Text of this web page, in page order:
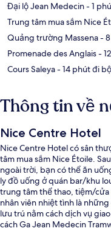
Đại lộ Jean Medecin- 1
Trung tâm mua sắm Nice
Quảng trường Massena-
Promenade des Anglais-
Cours Saleya- 14 phút đi bộ
Thông tin về
Nice Centre Hotel
Nice Centre Hotel có sân
tâm mua sắm Nice Étoile.
ngoài trời, bạn có thể ăn
ly đồ uống ở quán bar/khu
trung tâm thể thao, tiệm/cửa
nhân viên nhiệt tình là
lưu trú nằm cách dịch vụ
cách Ga Jean Medecin